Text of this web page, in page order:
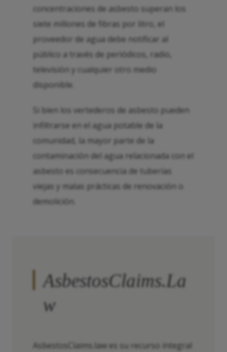
concentraciones de asbesto superan los
siete millones de fibras por litro, el
proveedor de agua debe notificar al
público a través de periódicos, radio,
televisión y cualquier otro medio
disponible.
Si bien los vertederos de asbesto pueden
infiltrarse en el agua potable de la
comunidad, la mayor parte de la
contaminación del agua relacionada con el
asbesto es consecuencia de tuberías
viejas y malas prácticas de renovación o
demolición.
AsbestosClaims.La
w
AsbestosClaims.law es su recurso integral